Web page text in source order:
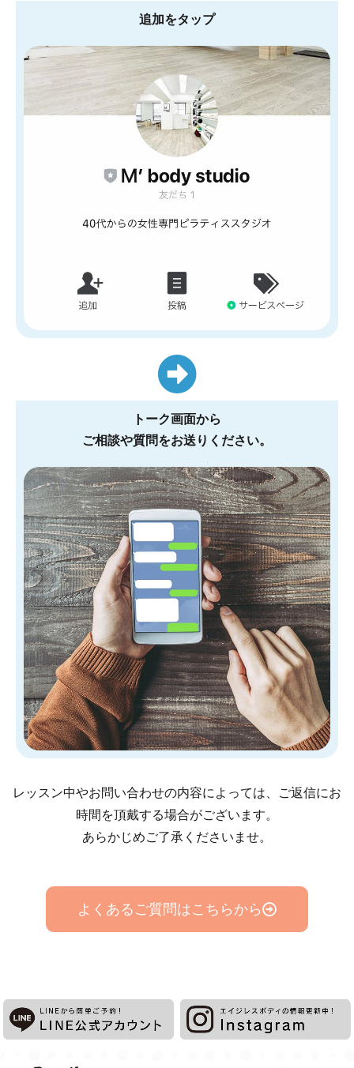
追加をタップ
トーク画面から
ご相談や質問をお送りください。
レッスン中やお問い合わせの内容によっては、ご返信にお
時間を頂戴する場合がございます。
あらかじめご了承くださいませ。
よくあるご質問はこちらから